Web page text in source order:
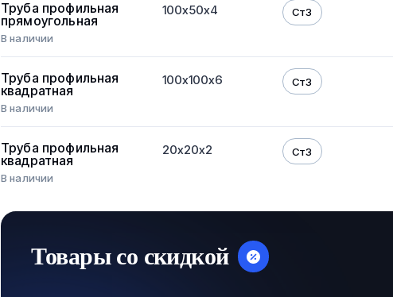
Труба профильная
прямоугольная
В наличии
100х50х4 Ст3
Труба профильная
квадратная
В наличии
100х100х6 Ст3
Труба профильная
квадратная
В наличии
20х20х2 Ст3
Товары со скидкой